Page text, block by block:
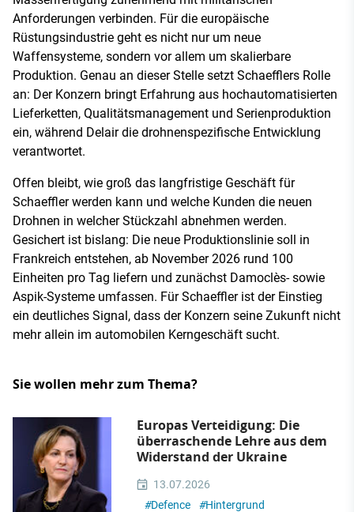
Anforderungen verbinden. Für die europäische
Rüstungsindustrie geht es nicht nur um neue
Waffensysteme, sondern vor allem um skalierbare
Produktion. Genau an dieser Stelle setzt Schaefflers Rolle
an: Der Konzern bringt Erfahrung aus hochautomatisierten
Lieferketten, Qualitätsmanagement und Serienproduktion
ein, während Delair die drohnenspezifische Entwicklung
verantwortet.
Offen bleibt, wie groß das langfristige Geschäft für
Schaeffler werden kann und welche Kunden die neuen
Drohnen in welcher Stückzahl abnehmen werden.
Gesichert ist bislang: Die neue Produktionslinie soll in
Frankreich entstehen, ab November 2026 rund 100
Einheiten pro Tag liefern und zunächst Damoclès- sowie
Aspik-Systeme umfassen. Für Schaeffler ist der Einstieg
ein deutliches Signal, dass der Konzern seine Zukunft nicht
mehr allein im automobilen Kerngeschäft sucht.
Sie wollen mehr zum Thema?
Europas Verteidigung: Die
überraschende Lehre aus dem
Widerstand der Ukraine
13.07.2026
#Defence #Hintergrund